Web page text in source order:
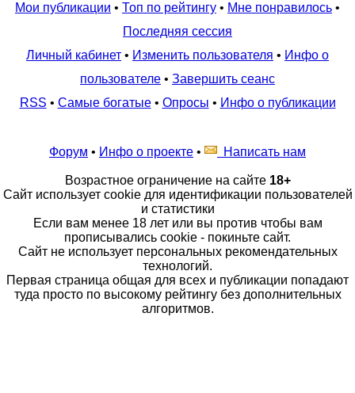
Мои публикации • Топ по рейтингу • Мне понравилось •
Последняя сессия
Личный кабинет • Изменить пользователя • Инфо о
пользователе • Завершить сеанс
RSS • Самые богатые• Опросы • Инфо о публикации
Форум • Инфо о проекте • Написать нам
Возрастное ограничение на сайте 18+
Сайт использует cookie для идентификации пользователей
и статистики
Если вам менее 18 лет или вы против чтобы вам
прописывались cookie - покиньте сайт.
Сайт не использует персональных рекомендательных
технологий.
Первая страница общая для всех и публикации попадают
туда просто по высокому рейтингу без дополнительных
алгоритмов.